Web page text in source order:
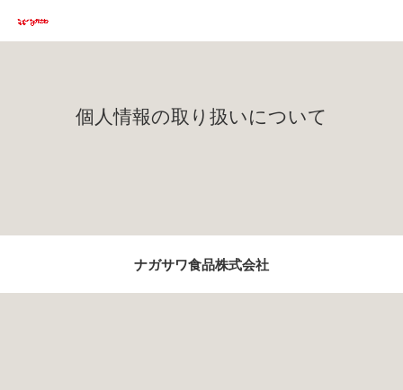
個人情報の取り扱いについて
ナガサワ食品株式会社